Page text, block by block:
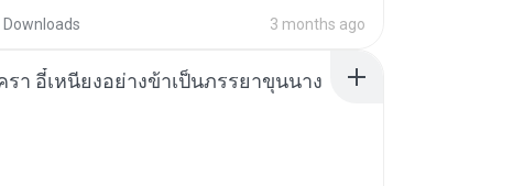
Downloads 3 months ago
รา อี๋เหนียงอย่างข้าเป็นภรรยาขุนนาง